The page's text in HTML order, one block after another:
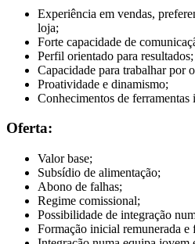
Experiência em vendas,
loja;
Forte capacidade de
Perfil orientado para resultados;
Capacidade para trabalhar por
Proatividade e dinamismo;
Conhecimentos de ferramentas
Oferta:
Valor base;
Subsídio de alimentação;
Abono de falhas;
Regime comissional;
Possibilidade de integração
Formação inicial remunerada e